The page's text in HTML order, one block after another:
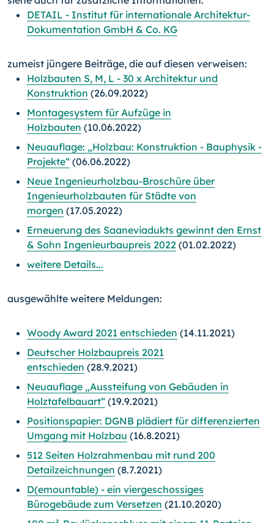
DETAIL - Institut für internationale Architektur-
Dokumentation GmbH & Co. KG
zumeist jüngere Beiträge, die auf diesen verweisen:
Holzbauten S, M, L - 30 x Architektur und
Konstruktion (26.09.2022)
Montagesystem für Aufzüge in
Holzbauten (10.06.2022)
Neuauflage: „Holzbau: Konstruktion - Bauphysik -
Projekte“ (06.06.2022)
Neue Ingenieurholzbau-Broschüre über
Ingenieurholzbauten für Städte von
morgen (17.05.2022)
Erneuerung des Saaneviadukts gewinnt den Ernst
& Sohn Ingenieurbaupreis 2022 (01.02.2022)
weitere Details...
ausgewählte weitere Meldungen:
Woody Award 2021 entschieden (14.11.2021)
Deutscher Holzbaupreis 2021
entschieden (28.9.2021)
Neuauflage „Aussteifung von Gebäuden in
Holztafelbauart“ (19.9.2021)
Positionspapier: DGNB plädiert für differenzierten
Umgang mit Holzbau (16.8.2021)
512 Seiten Holzrahmenbau mit rund 200
Detailzeichnungen (8.7.2021)
D(emountable) - ein viergeschossiges
Bürogebäude zum Versetzen (21.10.2020)